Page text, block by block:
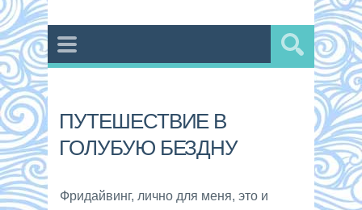
ПУТЕШЕСТВИЕ В
ГОЛУБУЮ БЕЗДНУ
Фридайвинг, лично для меня, это и